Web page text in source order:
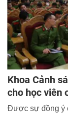
phòng chức
Khoa Cảnh
cho học viên
Được sự đồng ý